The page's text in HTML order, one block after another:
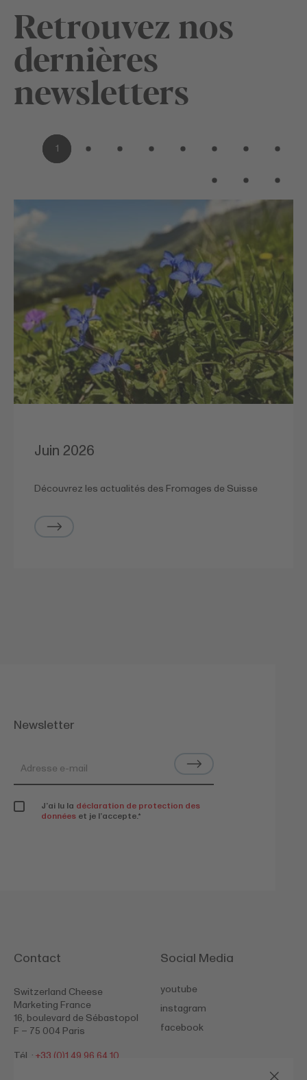
Retrouvez nos
dernières
newsletters
1
Juin 2026
Découvrez les actualités des Fromages de Suisse
Newsletter
J’ai lu la déclaration de protection des
données et je l’accepte.*
Contact
Switzerland Cheese
Marketing France
16, boulevard de Sébastopol
F – 75 004 Paris
Tél. : +33 (0)1 49 96 64 10
Social Media
youtube
instagram
facebook